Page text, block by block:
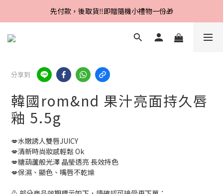
Line好友招募中，首購、回購皆贈100元
先付款，後取貨‼️即贈隨機小禮物一份🎁
Line好友招募中，首購、回購皆贈100元
分享到
韓國rom&nd 果汁亮面持久唇
釉 5.5g
💋水嫩誘人雙唇JUICY
💋清新時尚妝感輕鬆 Ok
💋糖葫蘆般光澤 晶瑩透亮 長效持色
💋保濕、顯色、嘴唇不乾燥